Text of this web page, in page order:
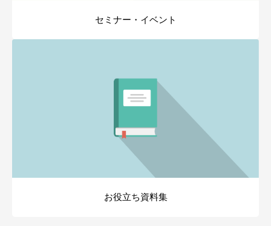
セミナー・イベント
お役立ち資料集